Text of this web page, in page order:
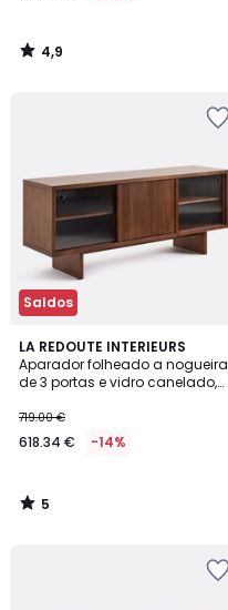
4,9
/
Saldos
LA REDOUTE INTERIEURS
Aparador folheado a nogueira
de 3 portas e vidro canelado,
719.00 €
618.34 € -14%
5
/
5
5
/